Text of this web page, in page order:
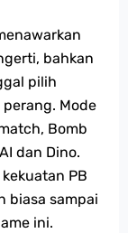
bahkan
pilih
Mode
Bomb
dan Dino.
PB
biasa sampai
ini.